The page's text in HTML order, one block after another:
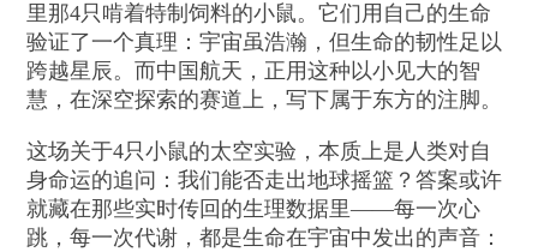
里那4只啃着特制饲料的小鼠。它们用自己的生命
验证了一个真理：宇宙虽浩瀚，但生命的韧性足以
跨越星辰。而中国航天，正用这种以小见大的智
慧，在深空探索的赛道上，写下属于东方的注脚。
这场关于4只小鼠的太空实验，本质上是人类对自
身命运的追问：我们能否走出地球摇篮？答案或许
就藏在那些实时传回的生理数据里——每一次心
跳，每一次代谢，都是生命在宇宙中发出的声音：